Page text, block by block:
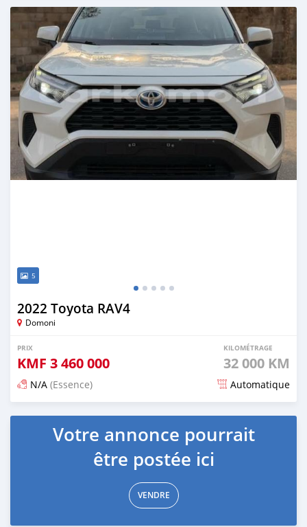
Publié il y a 12 jours
5
2022 Toyota RAV4
Domoni
PRIX
KMF 3 460 000
KILOMÉTRAGE
32 000 KM
N/A (Essence) Automatique
Publié il y a 14 jours
Votre annonce pourrait
être postée ici
VENDRE